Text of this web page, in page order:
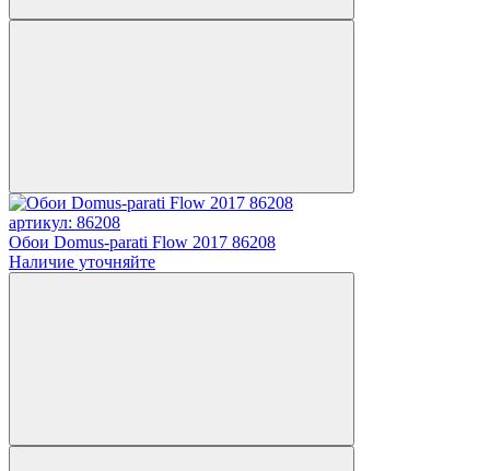
артикул: 86208
Обои Domus-parati Flow 2017 86208
Наличие уточняйте